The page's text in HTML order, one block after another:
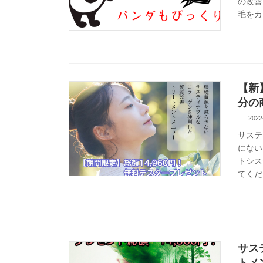
毛を
【
分の
サス
にな
トシ
てく
サス